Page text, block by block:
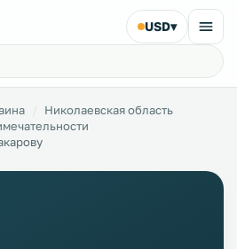
USD▾
Николаевская область